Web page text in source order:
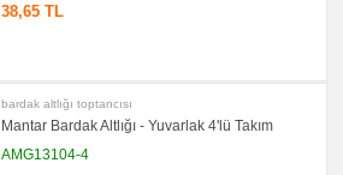
38,65 TL
bardak altlığı toptancısı
Mantar Bardak Altlığı - Yuvarlak 4'lü Takım
AMG13104-4